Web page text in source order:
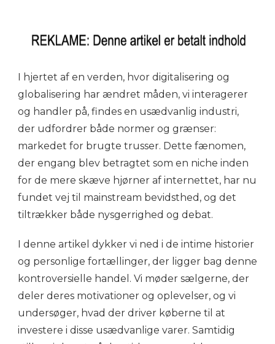
I hjertet af en verden, hvor digitalisering og
globalisering har ændret måden, vi interagerer
og handler på, findes en usædvanlig industri,
der udfordrer både normer og grænser:
markedet for brugte trusser. Dette fænomen,
der engang blev betragtet som en niche inden
for de mere skæve hjørner af internettet, har nu
fundet vej til mainstream bevidsthed, og det
tiltrækker både nysgerrighed og debat.
I denne artikel dykker vi ned i de intime historier
og personlige fortællinger, der ligger bag denne
kontroversielle handel. Vi møder sælgerne, der
deler deres motivationer og oplevelser, og vi
undersøger, hvad der driver køberne til at
investere i disse usædvanlige varer. Samtidig